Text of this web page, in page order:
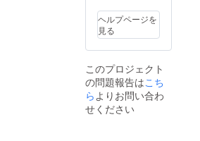
ヘルプページを
見る
このプロジェクト
の問題報告はこち
ら よりお問い合わ
せください